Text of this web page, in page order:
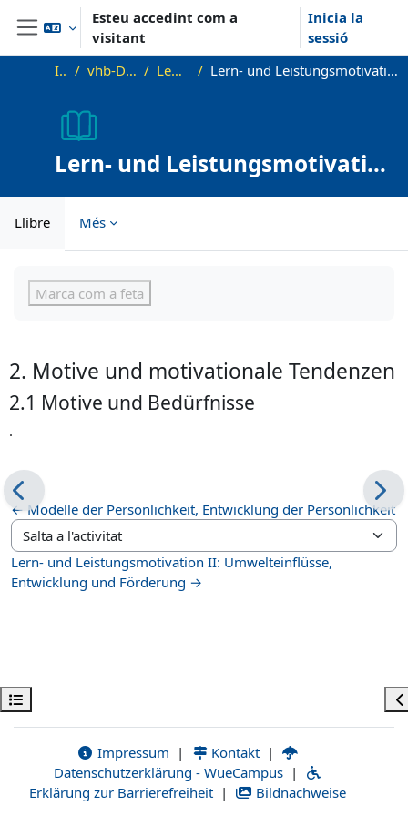
Ves al contingut principal
Panell lateral
Esteu accedint com a
visitant
Inicia la
sessió
Obre l'índex del curs
Inici vhb-DiffPsy-Demo Lehreinheit 9 Lern- und Leistungsmotivation I: Grundlagen und Komponenten
Lern- und Leistungsmotivation
I: Grundlagen und
Komponenten
Llibre Més
Marca com a feta
2. Motive und motivationale Tendenzen
2.1 Motive und Bedürfnisse
.
← Modelle der Persönlichkeit, Entwicklung der Persönlichkeit
Salta a l'activitat
Lern- und Leistungsmotivation II: Umwelteinflüsse,
Entwicklung und Förderung →
Impressum | Kontakt |
Datenschutzerklärung - WueCampus |
Erklärung zur Barrierefreiheit | Bildnachweise